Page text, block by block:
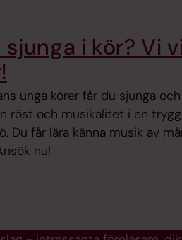
i kör? Vi
unga körer får du sjunga och
röst och musikalitet i en
Du får lära känna musik av
nu!